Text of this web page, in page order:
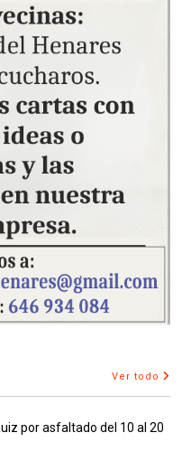
Ver todo
por asfaltado del 10 al 20